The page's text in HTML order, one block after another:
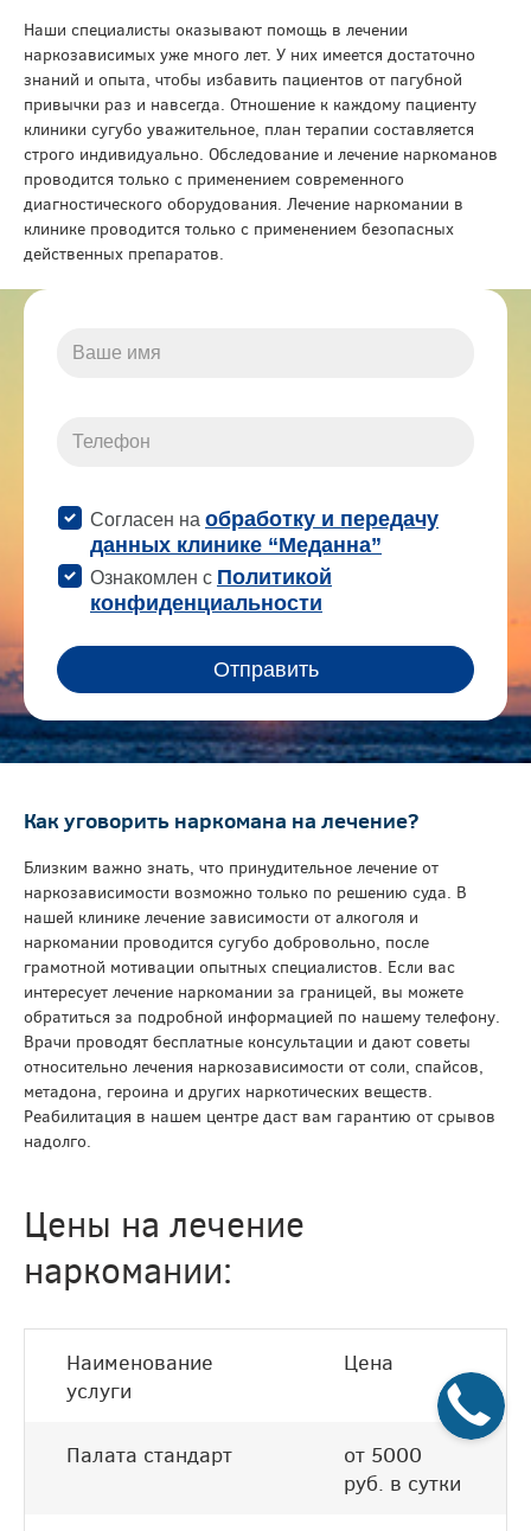
Наши специалисты оказывают помощь в лечении
наркозависимых уже много лет. У них имеется достаточно
знаний и опыта, чтобы избавить пациентов от пагубной
привычки раз и навсегда. Отношение к каждому пациенту
клиники сугубо уважительное, план терапии составляется
строго индивидуально. Обследование и лечение наркоманов
проводится только с применением современного
диагностического оборудования. Лечение наркомании в
клинике проводится только с применением безопасных
действенных препаратов.
Как уговорить наркомана на лечение?
Близким важно знать, что принудительное лечение от
наркозависимости возможно только по решению суда. В
нашей клинике лечение зависимости от алкоголя и
наркомании проводится сугубо добровольно, после
грамотной мотивации опытных специалистов. Если вас
интересует лечение наркомании за границей, вы можете
обратиться за подробной информацией по нашему телефону.
Врачи проводят бесплатные консультации и дают советы
относительно лечения наркозависимости от соли, спайсов,
метадона, героина и других наркотических веществ.
Реабилитация в нашем центре даст вам гарантию от срывов
надолго.
Цены на лечение
наркомании:
Наименование
услуги
Цена
Палата стандарт
от 5000
руб. в сутки